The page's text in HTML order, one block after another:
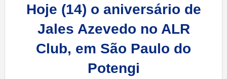
Hoje (14) o aniversário de
Jales Azevedo no ALR
Club, em São Paulo do
Potengi